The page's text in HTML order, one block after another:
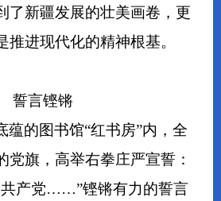
了新疆发展的壮美画卷，更
推进现代化的精神根基。
誓言铿锵
蕴的图书馆“红书房”内，全
党旗，高举右拳庄严宣誓：
共产党……”铿锵有力的誓言